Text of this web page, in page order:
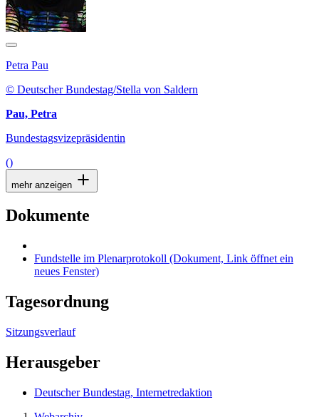
Petra Pau
© Deutscher Bundestag/Stella von Saldern
Pau, Petra
Bundestagsvizepräsidentin
()
mehr anzeigen
Dokumente
Fundstelle im Plenarprotokoll (Dokument, Link öffnet ein
neues Fenster)
Tagesordnung
Sitzungsverlauf
Herausgeber
Deutscher Bundestag, Internetredaktion